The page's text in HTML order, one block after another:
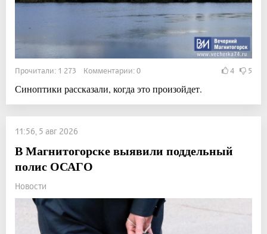
Прочитали: 1 273 Комментарии: 0 4 5
Синоптики рассказали, когда это произойдет.
11:56, 5 авг 2026
В Магнитогорске выявили поддельный
полис ОСАГО
Новости